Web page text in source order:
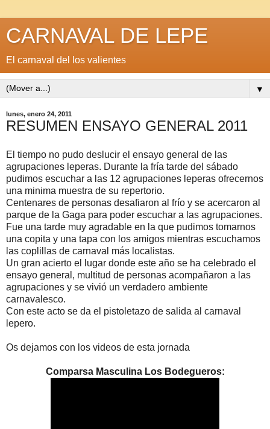
CARNAVAL DE LEPE
El carnaval del los valientes
▼
lunes, enero 24, 2011
RESUMEN ENSAYO GENERAL 2011
El tiempo no pudo deslucir el ensayo general de las
agrupaciones leperas. Durante la fría tarde del sábado
pudimos escuchar a las 12 agrupaciones leperas ofrecernos
una minima muestra de su repertorio.
Centenares de personas desafiaron al frío y se acercaron al
parque de la Gaga para poder escuchar a las agrupaciones.
Fue una tarde muy agradable en la que pudimos tomarnos
una copita y una tapa con los amigos mientras escuchamos
las coplillas de carnaval más localistas.
Un gran acierto el lugar donde este año se ha celebrado el
ensayo general, multitud de personas acompañaron a las
agrupaciones y se vivió un verdadero ambiente
carnavalesco.
Con este acto se da el pistoletazo de salida al carnaval
lepero.
Os dejamos con los videos de esta jornada
Comparsa Masculina Los Bodegueros: